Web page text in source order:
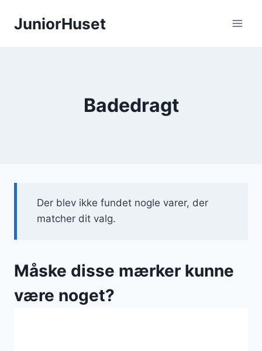
JuniorHuset
Badedragt
Der blev ikke fundet nogle varer, der
matcher dit valg.
Måske disse mærker kunne
være noget?